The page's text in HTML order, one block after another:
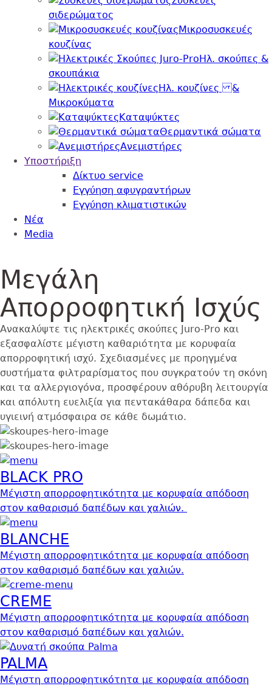
σιδερώματος
Μικροσυσκευές
κουζίνας
Ηλ. σκούπες &
σκουπάκια
Ηλ. κουζίνες &
Μικροκύματα
Καταψύκτες
Θερμαντικά σώματα
Ανεμιστήρες
Υποστήριξη
Δίκτυο service
Εγγύηση αφυγραντήρων
Εγγύηση κλιματιστικών
Nέα
Media
Back
to
top
Hero
Banner
κατηγορίας.
Μεγάλη
Απορροφητική Ισχύς
Ανακαλύψτε τις ηλεκτρικές σκούπες Juro-Pro και
εξασφαλίστε μέγιστη καθαριότητα με κορυφαία
απορροφητική ισχύ. Σχεδιασμένες με προηγμένα
συστήματα φιλτραρίσματος που συγκρατούν τη σκόνη
και τα αλλεργιογόνα, προσφέρουν αθόρυβη λειτουργία
και απόλυτη ευελιξία για πεντακάθαρα δάπεδα και
υγιεινή ατμόσφαιρα σε κάθε δωμάτιο.
Image
Image
BLACK PRO
Μέγιστη απορροφητικότητα με κορυφαία απόδοση
στον καθαρισμό δαπέδων και χαλιών.
BLANCHE
Μέγιστη απορροφητικότητα με κορυφαία απόδοση
στον καθαρισμό δαπέδων και χαλιών.
CREME
Μέγιστη απορροφητικότητα με κορυφαία απόδοση
στον καθαρισμό δαπέδων και χαλιών.
PALMA
Μέγιστη απορροφητικότητα με κορυφαία απόδοση